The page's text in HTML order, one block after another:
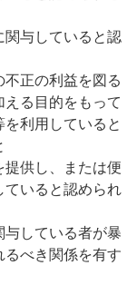
関与していると認
正の利益を図る
える目的をもって
利用していると
供し、または便
ていると認められ
している者が暴
るべき関係を有す